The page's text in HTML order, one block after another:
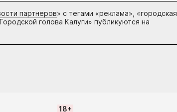
партнеров» с тегами «реклама», «городская
голова Калуги» публикуются на
18+